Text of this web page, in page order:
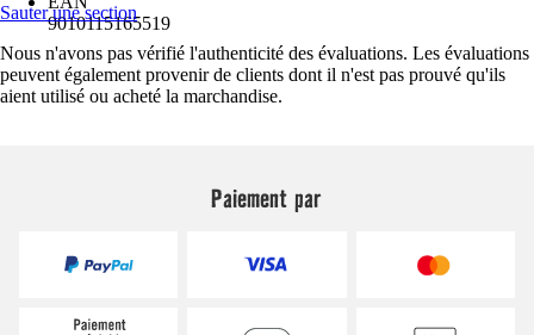
9010115165519
Sauter une section
Nous n'avons pas vérifié l'authenticité des évaluations. Les évaluations
peuvent également provenir de clients dont il n'est pas prouvé qu'ils
aient utilisé ou acheté la marchandise.
Paiement par